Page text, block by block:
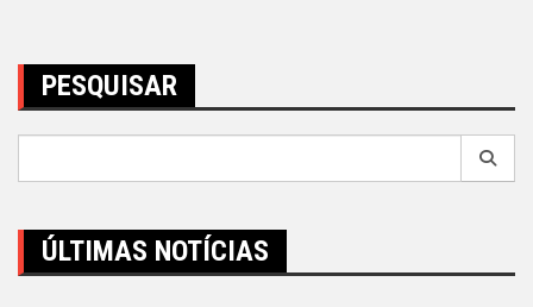
PESQUISAR
ÚLTIMAS NOTÍCIAS